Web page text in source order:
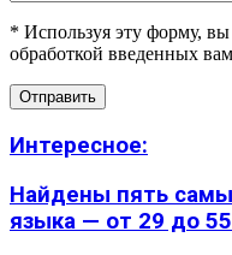
* Используя эту форму,
обработкой введенных
Интересное:
Найдены пять
языка — от 29 до